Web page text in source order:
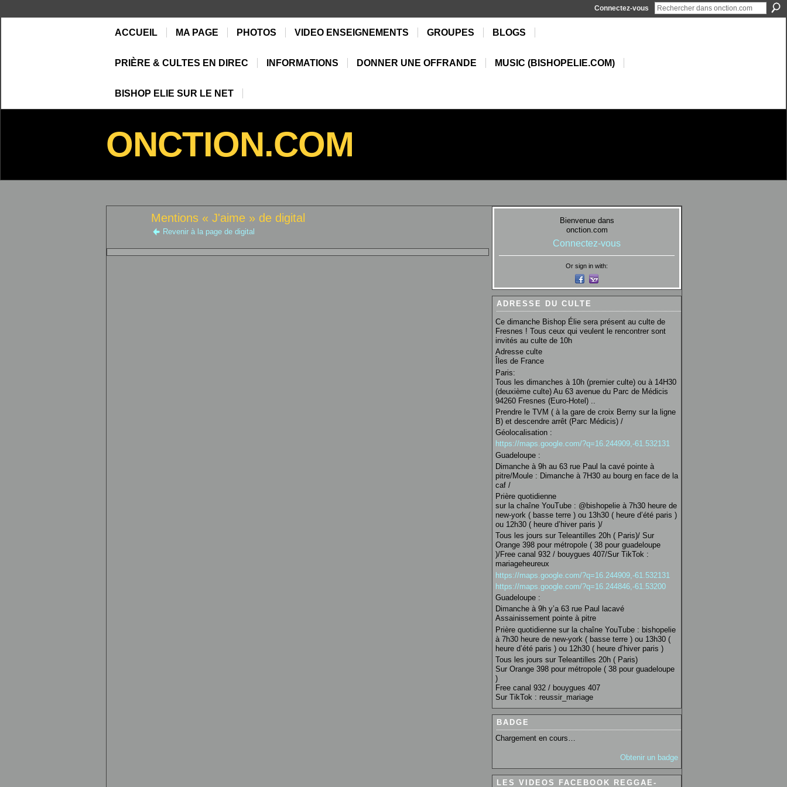
Connectez-vous
ACCUEIL MA PAGE PHOTOS VIDEO ENSEIGNEMENTS GROUPES BLOGS
PRIÈRE & CULTES EN DIREC INFORMATIONS DONNER UNE OFFRANDE MUSIC (BISHOPELIE.COM)
BISHOP ELIE SUR LE NET
ONCTION.COM
Mentions « J'aime » de digital
Revenir à la page de digital
Bienvenue dans
onction.com
Connectez-vous
Or sign in with:
ADRESSE DU CULTE
Ce dimanche Bishop Élie sera présent au culte de
Fresnes ! Tous ceux qui veulent le rencontrer sont
invités au culte de 10h
Adresse culte
Îles de France
Paris:
Tous les dimanches à 10h (premier culte) ou à 14H30
(deuxième culte) Au 63 avenue du Parc de Médicis
94260 Fresnes (Euro-Hotel) ..
Prendre le TVM ( à la gare de croix Berny sur la ligne
B) et descendre arrêt (Parc Médicis) /
Géolocalisation :
https://maps.google.com/?q=16.244909,-61.532131
Guadeloupe :
Dimanche à 9h au 63 rue Paul la cavé pointe à
pitre/Moule : Dimanche à 7H30 au bourg en face de la
caf /
Prière quotidienne
sur la chaîne YouTube : @bishopelie à 7h30 heure de
new-york ( basse terre ) ou 13h30 ( heure d’été paris )
ou 12h30 ( heure d’hiver paris )/
Tous les jours sur Teleantilles 20h ( Paris)/ Sur
Orange 398 pour métropole ( 38 pour guadeloupe
)/Free canal 932 / bouygues 407/Sur TikTok :
mariageheureux
https://maps.google.com/?q=16.244909,-61.532131
https://maps.google.com/?q=16.244846,-61.53200
Guadeloupe :
Dimanche à 9h y’a 63 rue Paul lacavé
Assainissement pointe à pitre
Prière quotidienne sur la chaîne YouTube : bishopelie
à 7h30 heure de new-york ( basse terre ) ou 13h30 (
heure d’été paris ) ou 12h30 ( heure d’hiver paris )
Tous les jours sur Teleantilles 20h ( Paris)
Sur Orange 398 pour métropole ( 38 pour guadeloupe
)
Free canal 932 / bouygues 407
Sur TikTok : reussir_mariage
BADGE
Chargement en cours…
Obtenir un badge
LES VIDEOS FACEBOOK REGGAE-